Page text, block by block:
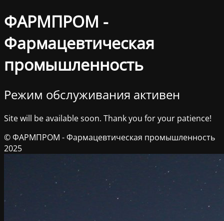
ФАРМПРОМ -
Фармацевтическая
промышленность
Режим обслуживания активен
Site will be available soon. Thank you for your patience!
© ФАРМПРОМ - Фармацевтическая промышленность
2025